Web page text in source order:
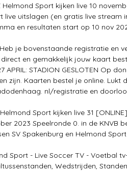
Helmond Sport kijken live 10
live uitslagen (en gratis live stream
en resultaten start op 10 nov
je bovenstaande registratie en
en gemakkelijk jouw kaart
APRIL: STADION GESLOTEN Op
zijn. Kaarten bestel je online. Lukt
nl/registratie en
Sport kijken live 31
2023 Speelronde 0. in de KNVB
SV Spakenburg en Helmond Sport
Sport - Live Soccer TV - Voetbal
Wedstrijden,